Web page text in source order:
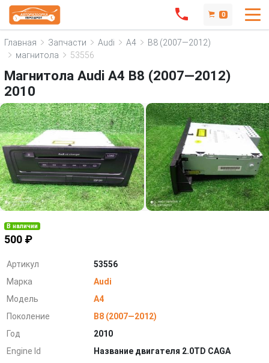
0
Главная Запчасти Audi A4
B8 (2007—2012)
магнитола
53556
Магнитола Audi A4 B8 (2007—2012)
2010
В наличии
500 ₽
Артикул
53556
Марка
Audi
Модель
A4
Поколение
B8 (2007—2012)
Год
2010
Engine Id
Название двигателя 2.0TD CAGA